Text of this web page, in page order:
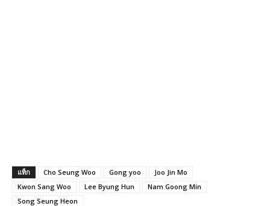
แท็ก Cho Seung Woo Gong yoo
Joo Jin Mo
Kwon Sang Woo
Lee Byung Hun
Nam Goong Min
Song Seung Heon